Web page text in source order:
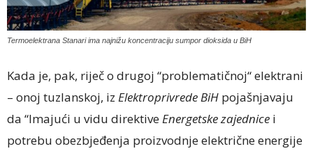
Termoelektrana Stanari ima najnižu koncentraciju sumpor dioksida u BiH
Kada je, pak, riječ o drugoj “problematičnoj“ elektrani
– onoj tuzlanskoj, iz Elektroprivrede BiH pojašnjavaju
da “Imajući u vidu direktiveEnergetske zajednice i
potrebu obezbjeđenja proizvodnje električne energije